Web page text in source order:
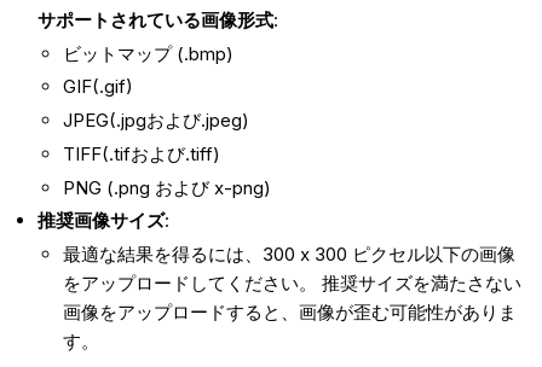
サポートされている画像形式:
ビットマップ (.bmp)
GIF(.gif)
JPEG(.jpgおよび.jpeg)
TIFF(.tifおよび.tiff)
PNG (.png および x-png)
推奨画像サイズ:
最適な結果を得るには、300 x 300 ピクセル以下の画像
をアップロードしてください。 推奨サイズを満たさない
画像をアップロードすると、画像が歪む可能性がありま
す。